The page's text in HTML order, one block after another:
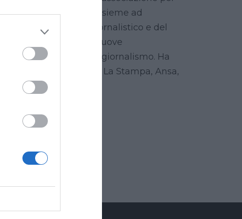
cui ha promosso, insieme ad
del metodo giornalistico e del
che promuove
l'incontro tra teatro e giornalismo. Ha
(Kataweb.it, l'Unità, La Stampa, Ansa,
Il Sole 24 Ore.